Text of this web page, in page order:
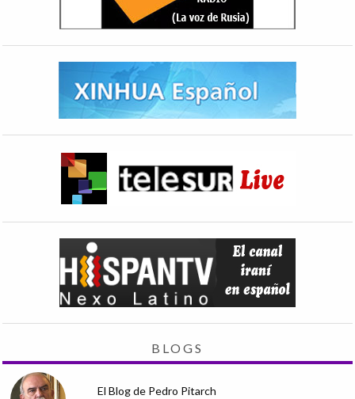
BLOGS
El Blog de Pedro Pitarch